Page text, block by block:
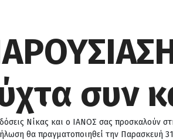
συν
Νίκας και ο ΙΑΝΟΣ σας προσκαλούν
θα πραγματοποιηθεί την Παρασκευή